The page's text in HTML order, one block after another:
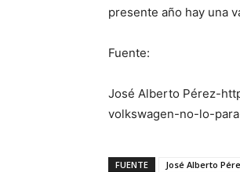
presente año hay una
Fuente:
José Alberto Pérez-
volkswagen-no-lo-
FUENTE
José Alberto